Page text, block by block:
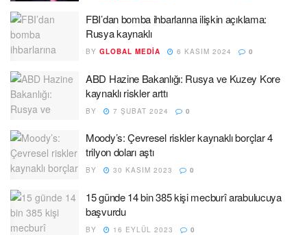
FBI’dan bomba ihbarlarına ilişkin açıklama:
Rusya kaynaklı
BY GLOBAL MEDIA 6 KASIM 2024 0
ABD Hazine Bakanlığı: Rusya ve Kuzey Kore
kaynaklı riskler arttı
BY 7 ŞUBAT 2024 0
Moody’s: Çevresel riskler kaynaklı borçlar 4
trilyon doları aştı
BY 30 KASIM 2023 0
15 günde 14 bin 385 kişi mecburî arabulucuya
başvurdu
BY 16 EYLÜL 2023 0